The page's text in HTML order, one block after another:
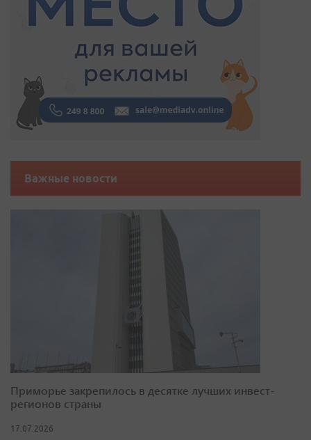
Важные новости
Приморье закрепилось в десятке лучших инвест-
регионов страны
17.07.2026